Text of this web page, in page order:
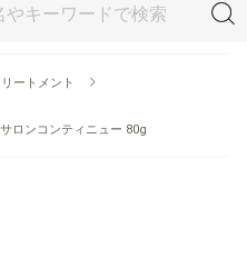
ートメント
ロンコンティニュー 80g